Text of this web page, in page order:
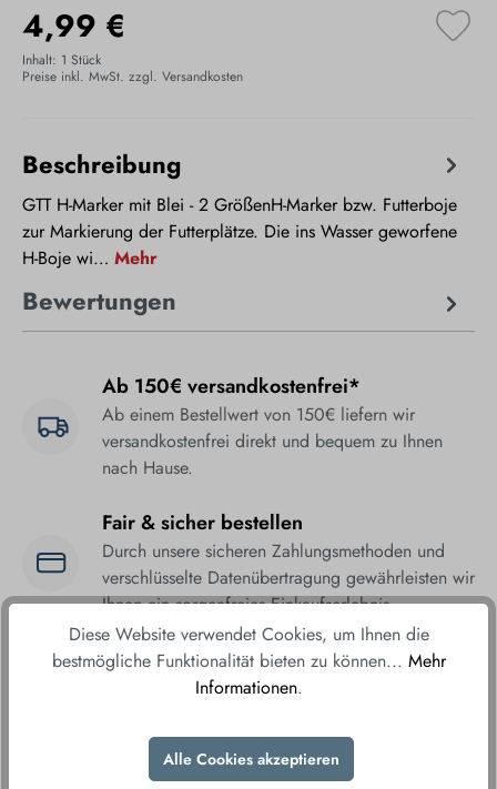
4,99 €
Inhalt: 1 Stück
Preise inkl. MwSt. zzgl. Versandkosten
Beschreibung
GTT H-Marker mit Blei - 2 GrößenH-Marker bzw. Futterboje
zur Markierung der Futterplätze. Die ins Wasser geworfene
H-Boje wi… Mehr
Bewertungen
Ab 150€ versandkostenfrei*
Ab einem Bestellwert von 150€ liefern wir
versandkostenfrei direkt und bequem zu Ihnen
nach Hause.
Fair & sicher bestellen
Durch unsere sicheren Zahlungsmethoden und
verschlüsselte Datenübertragung gewährleisten wir
Ihnen ein sorgenfreies Einkaufserlebnis.
Diese Website verwendet Cookies, um Ihnen die
bestmögliche Funktionalität bieten zu können... Mehr
Informationen.
Alle Cookies akzeptieren